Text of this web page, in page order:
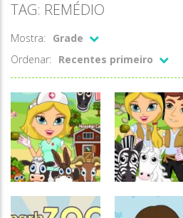
TAG: REMÉDIO
Mostra:
Grade
Ordenar:
Recentes primeiro